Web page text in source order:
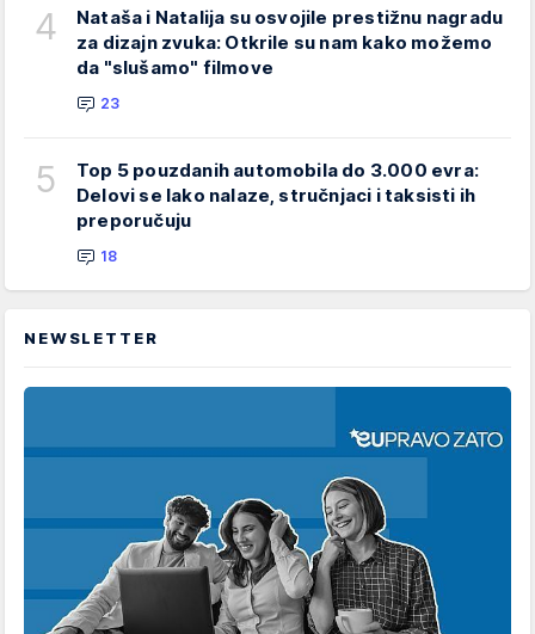
4
Nataša i Natalija su osvojile prestižnu nagradu
za dizajn zvuka: Otkrile su nam kako možemo
da "slušamo" filmove
23
5
Top 5 pouzdanih automobila do 3.000 evra:
Delovi se lako nalaze, stručnjaci i taksisti ih
preporučuju
18
NEWSLETTER